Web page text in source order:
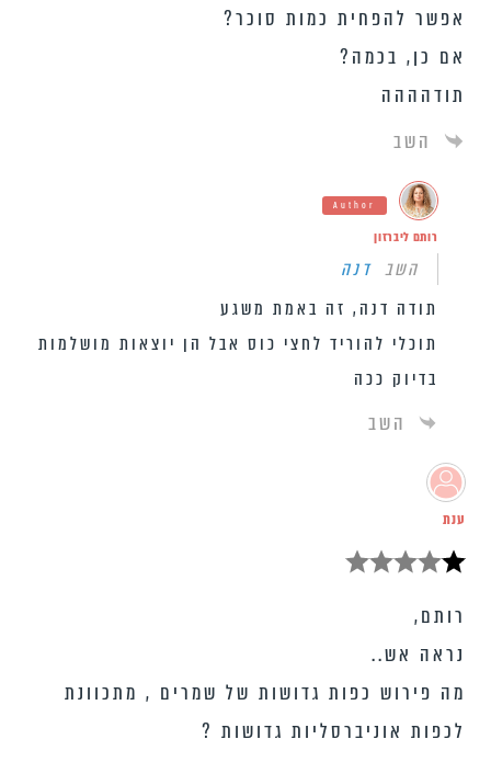
אפשר להפחית כמות סוכר?
אם כן, בכמה?
תודהההה
השב
Author
רותם ליברזון
השבדנה
תודה דנה, זה באמת משגע
תוכלי להוריד לחצי כוס אבל הן יוצאות מושלמות
בדיוק ככה
השב
ענת
רותם,
נראה אש..
מה פירוש כפות גדושות של שמרים , מתכוונת
לכפות אוניברסליות גדושות ?